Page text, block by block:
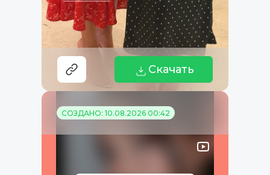
Скачать
СОЗДАНО: 10.08.2026 00:42